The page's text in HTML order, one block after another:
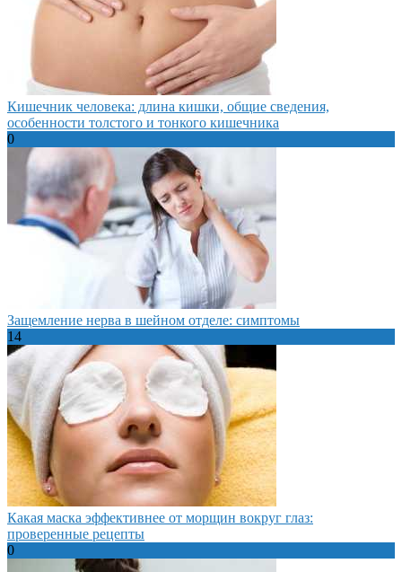
Кишечник человека: длина кишки, общие сведения,
особенности толстого и тонкого кишечника
0
Защемление нерва в шейном отделе: симптомы
14
Какая маска эффективнее от морщин вокруг глаз:
проверенные рецепты
0